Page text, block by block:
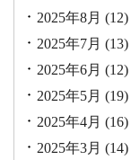
2025年8月 (12)
2025年7月 (13)
2025年6月 (12)
2025年5月 (19)
2025年4月 (16)
2025年3月 (14)